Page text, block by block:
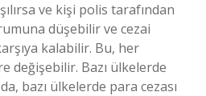
ve kişi polis tarafından
düşebilir ve cezai
kalabilir. Bu, her
değişebilir. Bazı ülkelerde
bazı ülkelerde para cezası